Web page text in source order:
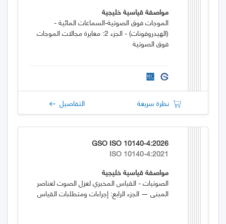
مواصفة قياسية خليجية
الموجات فوق الصوتية-السماعات المائية -
(الهيدروفونات) - الجزء 2: معايرة مجالات الموجات
فوق الصوتية
نظرة سريعة التفاصيل
GSO ISO 10140-4:2026
ISO 10140-4:2021
مواصفة قياسية خليجية
الصوتيات - القياس المخبري لعزل الصوت لعناصر
المبنى — الجزء الرابع: إجراءات ومتطلبات القياس